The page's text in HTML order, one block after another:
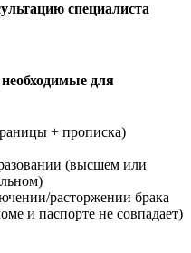
специалиста
для
+ прописка)
(высшем или
расторжении брака
и паспорте не совпадает)